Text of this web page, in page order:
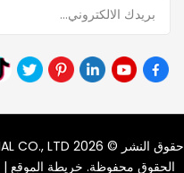
الحقوق محفوظة. خريطة الموقع |